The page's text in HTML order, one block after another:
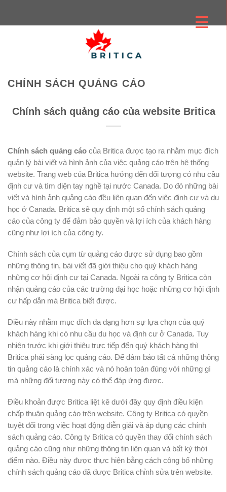
CHÍNH SÁCH QUẢNG CÁO
Chính sách quảng cáo của website Britica
Chính sách quảng cáo của Britica được tạo ra nhằm mục đích
quản lý bài viết và hình ảnh của việc quảng cáo trên hệ thống
website. Trang web của Britica hướng đến đối tượng có nhu cầu
định cư và tìm diện tay nghề tại nước Canada. Do đó những bài
viết và hình ảnh quảng cáo đều liên quan đến việc định cư và du
học ở Canada. Britica sẽ quy định một số chính sách quảng
cáo của công ty để đảm bảo quyền và lợi ích của khách hàng
cũng như lợi ích của công ty.
Chính sách của cụm từ quảng cáo được sử dụng bao gồm
những thông tin, bài viết đã giới thiệu cho quý khách hàng
những cơ hội định cư tại Canada. Ngoài ra công ty Britica còn
nhận quảng cáo của các trường đại học hoặc những cơ hội định
cư hấp dẫn mà Britica biết được.
Điều này nhằm mục đích đa dạng hơn sự lựa chọn của quý
khách hàng khi có nhu cầu du học và định cư ở Canada. Tuy
nhiên trước khi giới thiệu trực tiếp đến quý khách hàng thì
Britica phải sàng lọc quảng cáo. Để đảm bảo tất cả những thông
tin quảng cáo là chính xác và nó hoàn toàn đúng với những gì
mà những đối tượng này có thể đáp ứng được.
Điều khoản được Britica liệt kê dưới đây quy định điều kiện
chấp thuận quảng cáo trên website. Công ty Britica có quyền
tuyệt đối trong việc hoạt động diễn giải và áp dụng các chính
sách quảng cáo. Công ty Britica có quyền thay đổi chính sách
quảng cáo cũng như những thông tin liên quan và bất kỳ thời
điểm nào. Điều này được thực hiện bằng cách công bố những
chính sách quảng cáo đã được Britica chỉnh sửa trên website.